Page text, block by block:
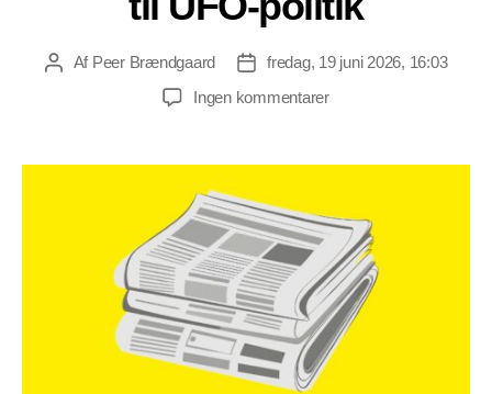
Indlægsforfatter
Af Peer Brændgaard Indlægsdato
fredag, 19 juni 2026, 16:03
Ingen kommentarertil
#314:
fra
år
præget
af
tabu
–